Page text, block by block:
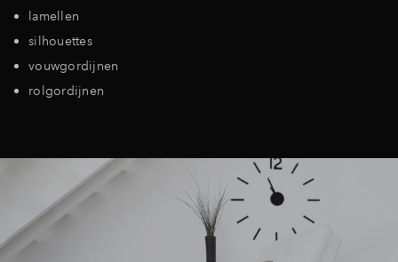
lamellen
silhouettes
vouwgordijnen
rolgordijnen